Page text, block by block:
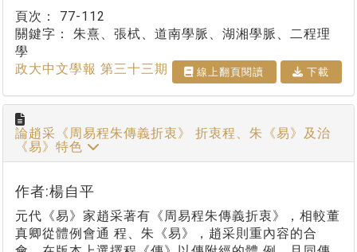
頁次： 77-112
關鍵字： 朱熹、張栻、道南學脈、湖湘學脈、二程理
學
政大中文學報 第三十三期
線上翻⾴閱讀 下載
論趙采《周易程朱傳義折衷》 折衷程、朱《易》及治
《易》特色
作者:楊自平
元代《易》家趙采著有《周易程朱傳義折衷》，相較董
真卿從體例會通 程、朱《易》，趙采則重內容的合